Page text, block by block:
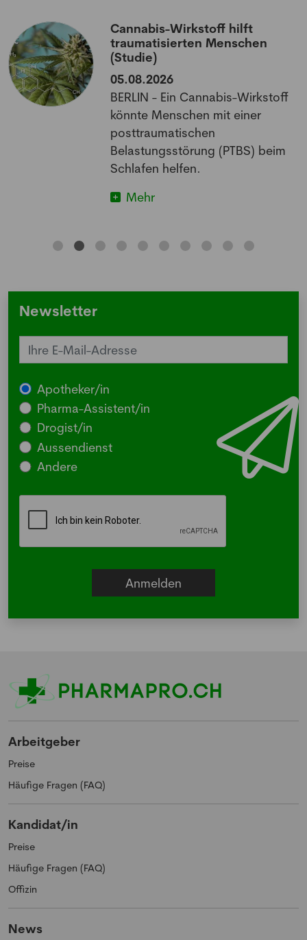
Cannabis-Wirkstoff hilft
traumatisierten Menschen
(Studie)
05.08.2026
BERLIN - Ein Cannabis-Wirkstoff
könnte Menschen mit einer
posttraumatischen
Belastungsstörung (PTBS) beim
Schlafen helfen.
Mehr
Newsletter
Apotheker/in
Pharma-Assistent/in
Drogist/in
Aussendienst
Andere
Arbeitgeber
Preise
Häufige Fragen (FAQ)
Kandidat/in
Preise
Häufige Fragen (FAQ)
Offizin
News